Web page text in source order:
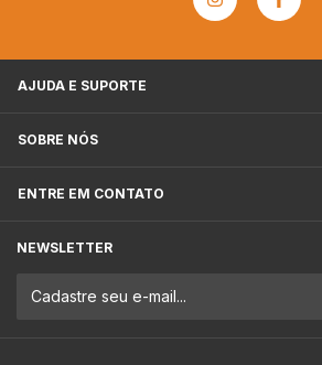
AJUDA E SUPORTE
SOBRE NÓS
ENTRE EM CONTATO
NEWSLETTER